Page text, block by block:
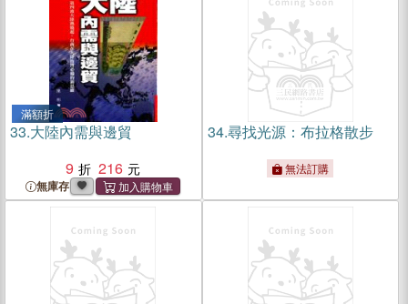
滿額折
33.大陸內需與邊貿
9
216
無庫存
34.尋找光源：布拉格散步
無法訂購